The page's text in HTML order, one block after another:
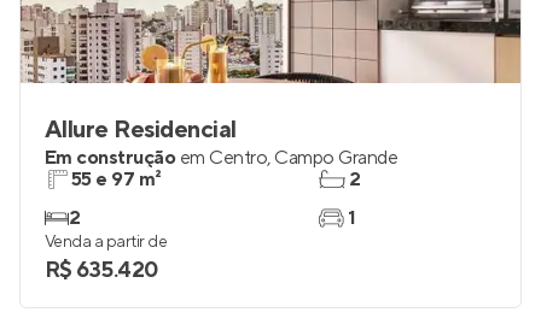
Allure Residencial
Em construção em Centro, Campo Grande
55 e 97 m²
2
2
1
Venda a partir de
R$ 635.420